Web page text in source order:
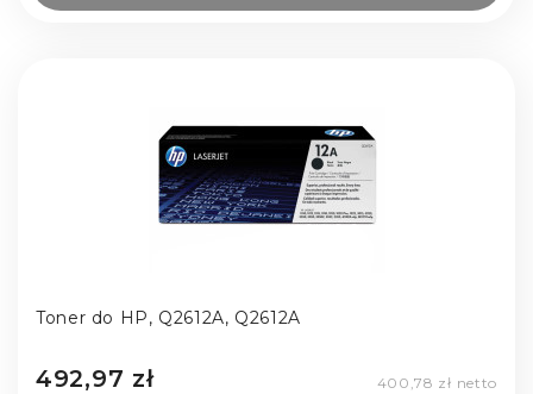
Toner do HP, Q2612A, Q2612A
492,97 zł 400,78 zł netto